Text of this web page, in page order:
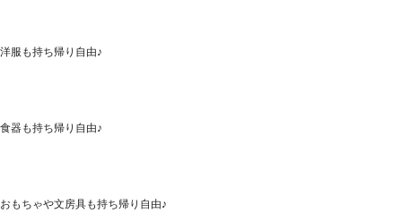
洋服も持ち帰り自由♪
食器も持ち帰り自由♪
おもちゃや文房具も持ち帰り自由♪